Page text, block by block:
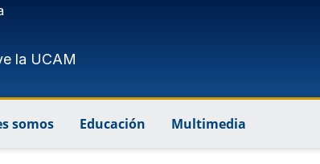
la UCAM
somos Educación Multimedia